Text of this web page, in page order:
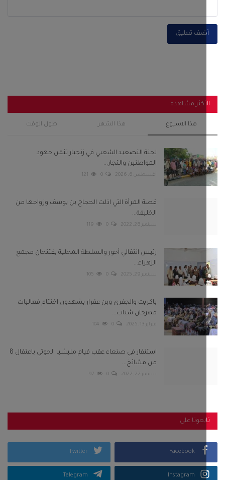
تعليق
مشاهدة
هذا الاسبوع هذا الشهر طول الوقت
لجنة التصعيد الشعبي في زنجبار تثمن جهود
المواطنين والتجار...
أغسطس 6, 2026 0
121
قصة المرأة التي اذلت الحجاج بن يوسف وزواجها من
الخليفة...
0
119
رئيس انتقالي أحور والسلطة المحلية يفتتحان مجمع
الزهراء...
سبتمبر 29, 2025 0
105
باكريت والجفري وبن عفرار يشهدون اختتام فعاليات
مهرجان شباب...
فبراير 13, 2025 0
104
استنفار في صنعاء عقب قيام مليشيا الحوثي باعتقال 8
من مشائخ...
0
97
على
Facebook
Twitter
Instagram
Telegram